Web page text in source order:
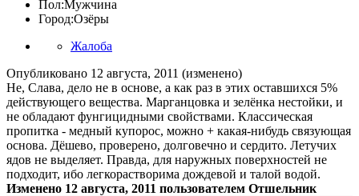
Пол:Мужчина
Город:Озёры
Жалоба
Опубликовано 12 августа, 2011 (изменено)
Не, Слава, дело не в основе, а как раз в этих оставшихся 5%
действующего вещества. Марганцовка и зелёнка нестойки, и
не обладают фунгицидными свойствами. Классическая
пропитка - медный купорос, можно + какая-нибудь связующая
основа. Дёшево, проверено, долговечно и сердито. Летучих
ядов не выделяет. Правда, для наружных поверхностей не
подходит, ибо легкорастворима дождевой и талой водой.
Изменено 12 августа, 2011 пользователем Отшельник